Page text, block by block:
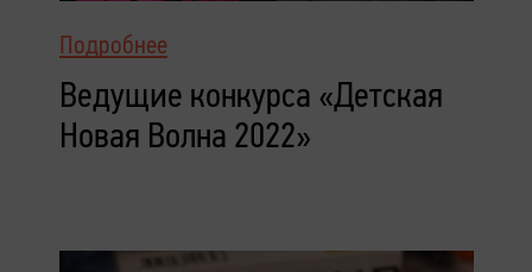
Подробнее
Ведущие конкурса «Детская
Новая Волна 2022»